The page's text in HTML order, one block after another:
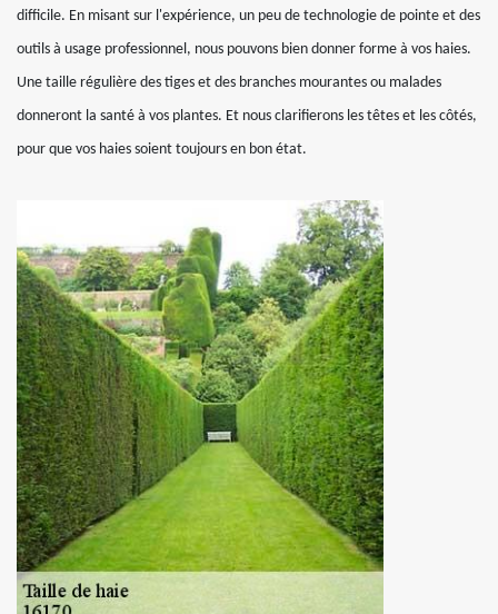
difficile. En misant sur l'expérience, un peu de technologie de pointe et des
outils à usage professionnel, nous pouvons bien donner forme à vos haies.
Une taille régulière des tiges et des branches mourantes ou malades
donneront la santé à vos plantes. Et nous clarifierons les têtes et les côtés,
pour que vos haies soient toujours en bon état.